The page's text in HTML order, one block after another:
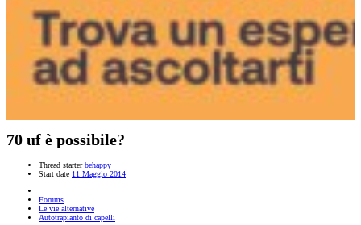
70 uf è possibile?
Thread starter behappy
Start date 11 Maggio 2014
Forums
Le vie alternative
Autotrapianto di capelli